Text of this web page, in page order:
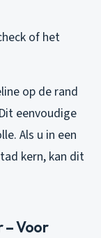
of het
op de rand
eenvoudige
Als u in een
kern, kan dit
Voor